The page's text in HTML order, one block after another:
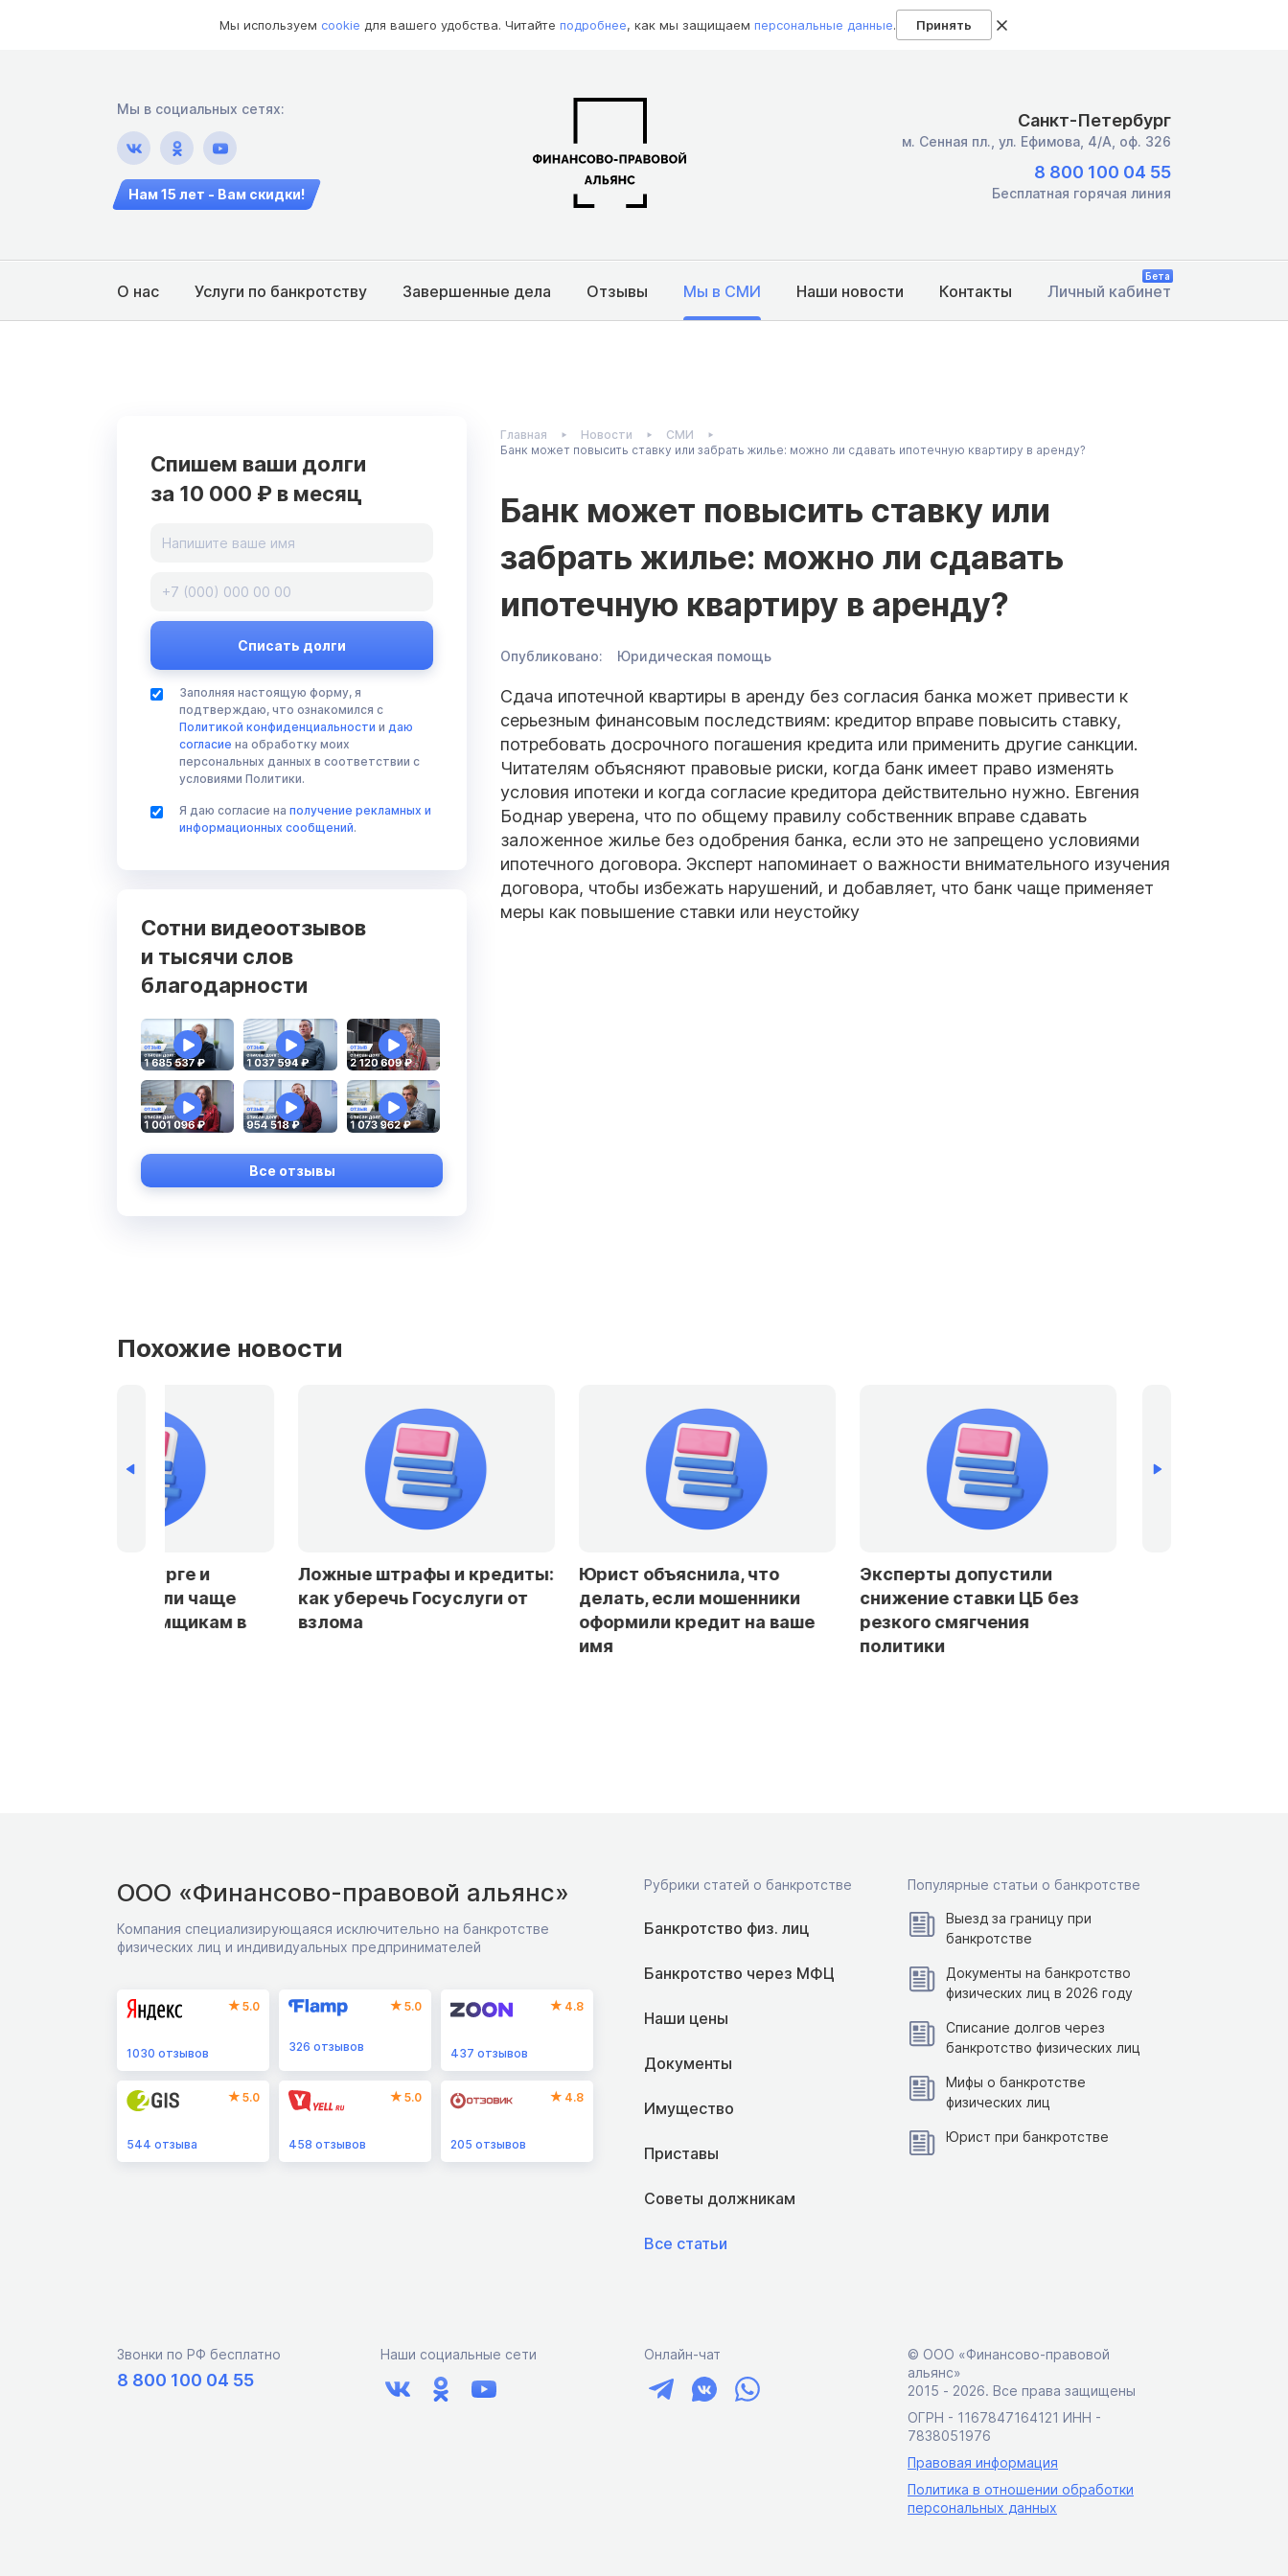
Мы используем cookie для вашего удобства. Читайте подробнее, как мы защищаем персональные данные. Принять
Мы в социальных сетях:
Нам 15 лет - Вам скидки!
Санкт-Петербург
м. Сенная пл., ул. Ефимова, 4/А, оф. 326
8 800 100 04 55
Бесплатная горячая линия
О нас Услуги по банкротству Завершенные дела Отзывы Мы в СМИ Наши новости Контакты Личный кабинет
Бета
Спишем ваши долги
за 10 000 ₽ в месяц
Заполняя настоящую форму, я
подтверждаю, что ознакомился с
Политикой конфиденциальности и даю
согласие на обработку моих
персональных данных в соответствии с
условиями Политики.
Я даю согласие на получение рекламных и
информационных сообщений.
Сотни видеоотзывов
и тысячи слов
благодарности
Все отзывы
Главная Новости
СМИ
Банк может повысить ставку или забрать жилье: можно ли сдавать ипотечную квартиру в аренду?
Банк может повысить ставку или
забрать жилье: можно ли сдавать
ипотечную квартиру в аренду?
Опубликовано: Юридическая помощь
Сдача ипотечной квартиры в аренду без согласия банка может привести к
серьезным финансовым последствиям: кредитор вправе повысить ставку,
потребовать досрочного погашения кредита или применить другие санкции.
Читателям объясняют правовые риски, когда банк имеет право изменять
условия ипотеки и когда согласие кредитора действительно нужно. Евгения
Боднар уверена, что по общему правилу собственник вправе сдавать
заложенное жилье без одобрения банка, если это не запрещено условиями
ипотечного договора. Эксперт напоминает о важности внимательного изучения
договора, чтобы избежать нарушений, и добавляет, что банк чаще применяет
меры как повышение ставки или неустойку
Похожие новости
Ложные штрафы и кредиты:
как уберечь Госуслуги от
взлома
Юрист объяснила, что
делать, если мошенники
оформили кредит на ваше
Эксперты допустили
снижение ставки ЦБ без
резкого смягчения
Банки в Петербурге и
Ленобласти стали чаще
отказывать заемщикам в
ООО «Финансово-правовой альянс»
Компания специализирующаяся исключительно на банкротстве
физических лиц и индивидуальных предпринимателей
5.0
1030 отзывов
5.0
326 отзывов
4.8
437 отзывов
5.0
544 отзыва
5.0
458 отзывов
4.8
205 отзывов
Рубрики статей о банкротстве
Банкротство физ. лиц
Банкротство через МФЦ
Наши цены
Документы
Имущество
Приставы
Советы должникам
Все статьи
Популярные статьи о банкротстве
Выезд за границу при
банкротстве
Документы на банкротство
физических лиц в 2026 году
Списание долгов через
банкротство физических лиц
Мифы о банкротстве
физических лиц
Юрист при банкротстве
Звонки по РФ бесплатно
8 800 100 04 55
Наши социальные сети Онлайн-чат
© ООО «Финансово-правовой
альянс»
2015 ‑ 2026. Все права защищены
ОГРН - 1167847164121 ИНН -
7838051976
Правовая информация
Политика в отношении обработки
персональных данных